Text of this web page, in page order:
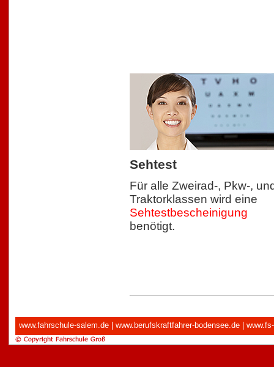
Sehtest
Für alle Zweirad-, Pkw-,
Traktorklassen wird eine
Sehtestbescheinigung
benötigt.
www.fahrschule-salem.de www.berufskraftfahrer-bodensee.de